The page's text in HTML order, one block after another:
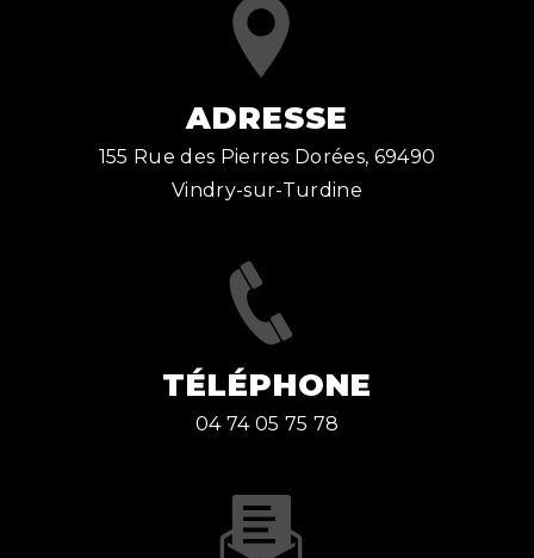
ADRESSE
155 Rue des Pierres Dorées, 69490
Vindry-sur-Turdine
TÉLÉPHONE
04 74 05 75 78